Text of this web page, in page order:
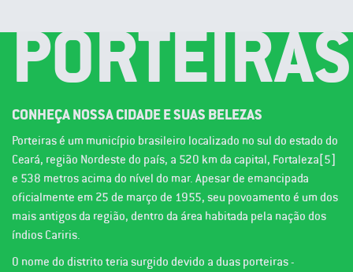
PORTEIRAS
CONHEÇA NOSSA CIDADE E SUAS BELEZAS
Porteiras é um município brasileiro localizado no sul do estado do
Ceará, região Nordeste do país, a 520 km da capital, Fortaleza[5]
e 538 metros acima do nível do mar. Apesar de emancipada
oficialmente em 25 de março de 1955, seu povoamento é um dos
mais antigos da região, dentro da área habitada pela nação dos
índios Cariris.
O nome do distrito teria surgido devido a duas porteiras -